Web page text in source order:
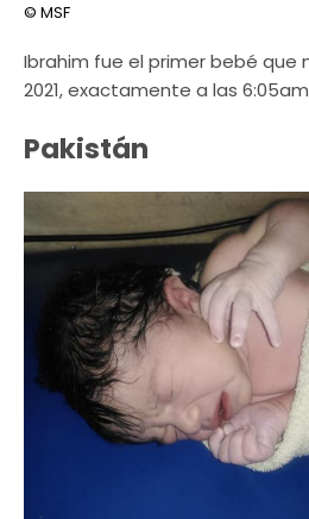
© MSF
Ibrahim fue el primer bebé que
2021, exactamente a las
Pakistán